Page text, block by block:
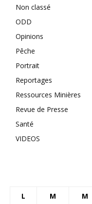
Non classé
ODD
Opinions
Pêche
Portrait
Reportages
Ressources Minières
Revue de Presse
Santé
VIDEOS
L M M